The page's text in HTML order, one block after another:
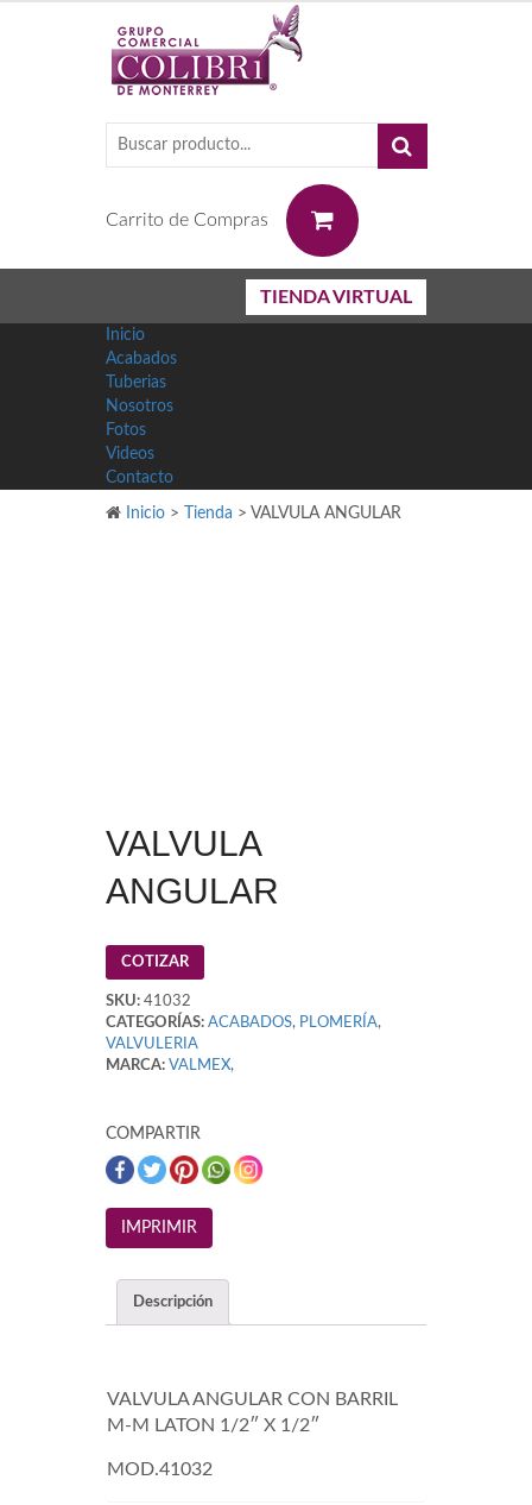
Carrito de Compras
TIENDA VIRTUAL
Inicio
Acabados
Tuberias
Nosotros
Fotos
Videos
Contacto
Inicio > Tienda > VALVULA ANGULAR
VALVULA
ANGULAR
COTIZAR
SKU: 41032
CATEGORÍAS: ACABADOS, PLOMERÍA,
VALVULERIA
MARCA: VALMEX,
COMPARTIR
Descripción
VALVULA ANGULAR CON BARRIL
M-M LATON 1/2″ X 1/2″
MOD.41032